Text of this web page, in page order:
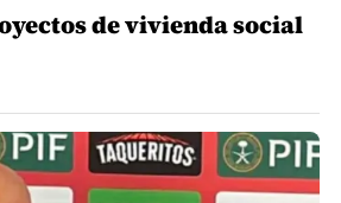
de vivienda social